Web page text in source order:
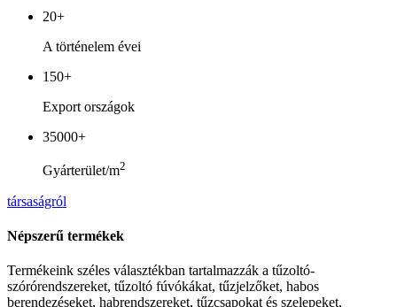
20+
A történelem évei
150+
Export országok
35000+
Gyárterület/m2
társaságról
Népszerű termékek
Termékeink széles választékban tartalmazzák a tűzoltó-
szórórendszereket, tűzoltó fúvókákat, tűzjelzőket, habos
berendezéseket, habrendszereket, tűzcsapokat és szelepeket,